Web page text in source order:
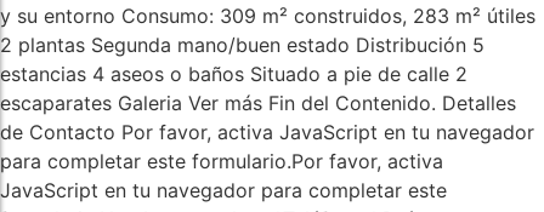
y su entorno Consumo: 309 m² construidos, 283 m² útiles
2 plantas Segunda mano/buen estado Distribución 5
estancias 4 aseos o baños Situado a pie de calle 2
escaparates Galeria Ver más Fin del Contenido. Detalles
de Contacto Por favor, activa JavaScript en tu navegador
para completar este formulario.Por favor, activa
JavaScript en tu navegador para completar este